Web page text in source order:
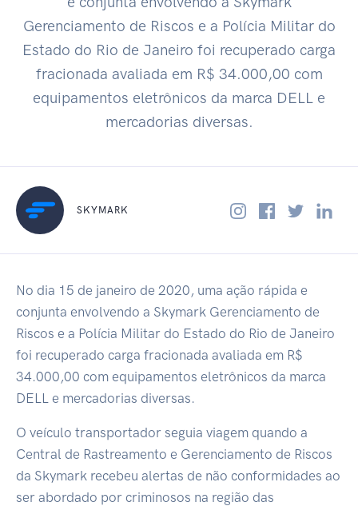
Gerenciamento de Riscos e a Polícia Militar do
Estado do Rio de Janeiro foi recuperado carga
fracionada avaliada em R$ 34.000,00 com
equipamentos eletrônicos da marca DELL e
mercadorias diversas.
SKYMARK
No dia 15 de janeiro de 2020, uma ação rápida e
conjunta envolvendo a Skymark Gerenciamento de
Riscos e a Polícia Militar do Estado do Rio de Janeiro
foi recuperado carga fracionada avaliada em R$
34.000,00 com equipamentos eletrônicos da marca
DELL e mercadorias diversas.
O veículo transportador seguia viagem quando a
Central de Rastreamento e Gerenciamento de Riscos
da Skymark recebeu alertas de não conformidades ao
ser abordado por criminosos na região das